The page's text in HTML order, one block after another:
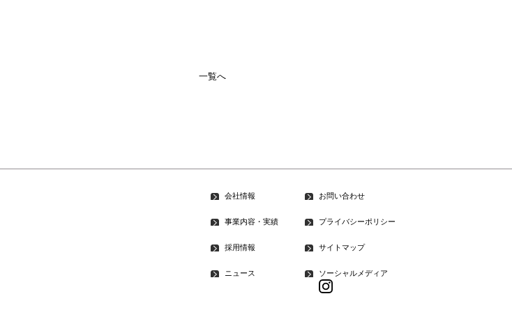
一覧へ
会社情報
事業内容・実績
採用情報
ニュース
お問い合わせ
プライバシーポリシー
サイトマップ
ソーシャルメディア